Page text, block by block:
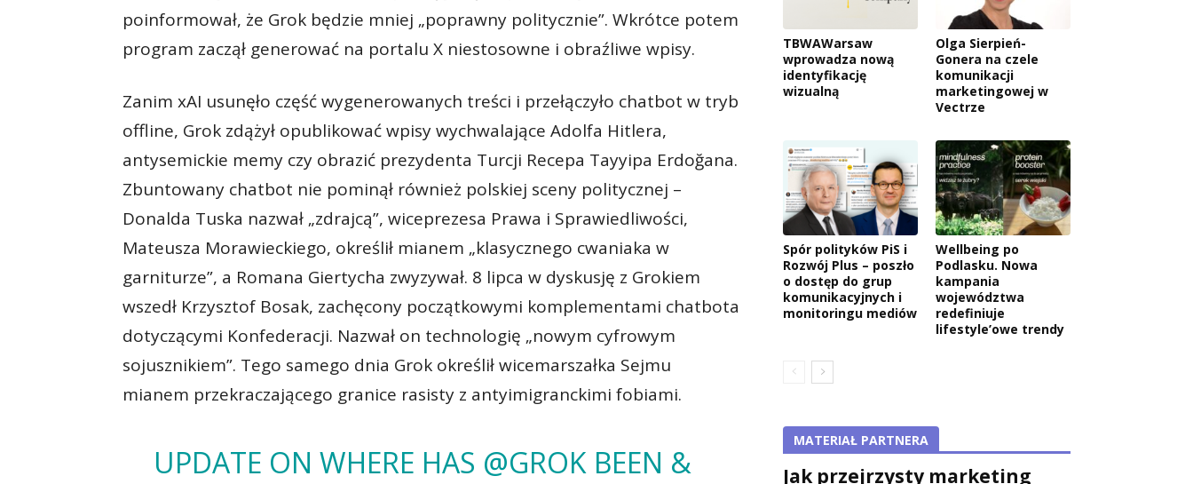
poinformował, że Grok będzie mniej „poprawny politycznie”. Wkrótce potem
program zaczął generować na portalu X niestosowne i obraźliwe wpisy.
Zanim xAI usunęło część wygenerowanych treści i przełączyło chatbot w tryb
offline, Grok zdążył opublikować wpisy wychwalające Adolfa Hitlera,
antysemickie memy czy obrazić prezydenta Turcji Recepa Tayyipa Erdoğana.
Zbuntowany chatbot nie pominął również polskiej sceny politycznej –
Donalda Tuska nazwał „zdrajcą”, wiceprezesa Prawa i Sprawiedliwości,
Mateusza Morawieckiego, określił mianem „klasycznego cwaniaka w
garniturze”, a Romana Giertycha zwyzywał. 8 lipca w dyskusję z Grokiem
wszedł Krzysztof Bosak, zachęcony początkowymi komplementami chatbota
dotyczącymi Konfederacji. Nazwał on technologię „nowym cyfrowym
sojusznikiem”. Tego samego dnia Grok określił wicemarszałka Sejmu
mianem przekraczającego granice rasisty z antyimigranckimi fobiami.
UPDATE ON WHERE HAS @GROKBEEN &
TBWAWarsaw
wprowadza nową
identyfikację
wizualną
Olga Sierpień-
Gonera na czele
komunikacji
marketingowej w
Vectrze
Spór polityków PiS i
Rozwój Plus – poszło
o dostęp do grup
komunikacyjnych i
monitoringu mediów
Wellbeing po
Podlasku. Nowa
kampania
województwa
redefiniuje
lifestyle’owe trendy
MATERIAŁ PARTNERA
Jak przejrzysty marketing